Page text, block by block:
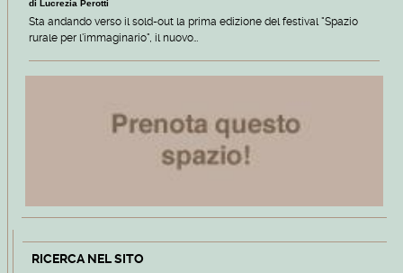
di Lucrezia Perotti
Sta andando verso il sold-out la prima edizione del festival "Spazio
rurale per l'immaginario", il nuovo…
RICERCA NEL SITO